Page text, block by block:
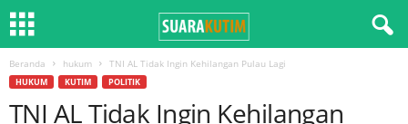
Beranda hukum TNI AL Tidak Ingin Kehilangan Pulau Lagi
HUKUM KUTIM POLITIK
TNI AL Tidak Ingin Kehilangan